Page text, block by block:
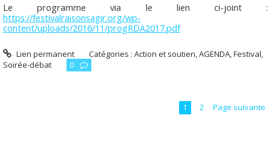
Le programme via le lien ci-joint :
https://festivalraisonsagir.org/wp-
content/uploads/2016/11/progRDA2017.pdf
Lien permanent Catégories :Action et soutien,AGENDA,Festival,
Soirée-débat
0
1 2 Page suivante